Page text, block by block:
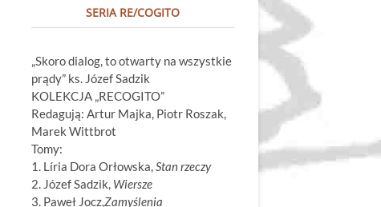
SERIA RE/COGITO
„Skoro dialog, to otwarty na wszystkie
prądy” ks. Józef Sadzik
KOLEKCJA „RECOGITO”
Redagują: Artur Majka, Piotr Roszak,
Marek Wittbrot
Tomy:
1. Líria Dora Orłowska,Stan rzeczy
2. Józef Sadzik, Wiersze
3. Paweł Jocz,Zamyślenia